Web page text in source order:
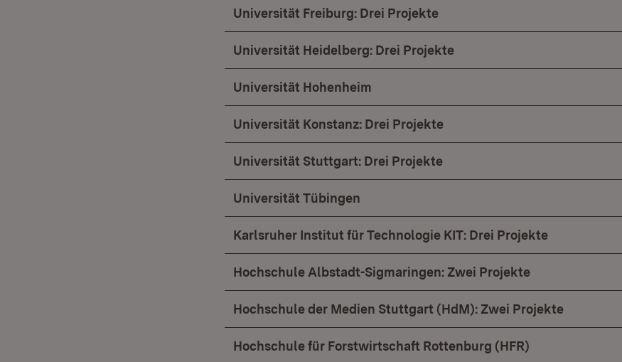
Universität Freiburg: Drei Projekte
Universität Heidelberg: Drei Projekte
Universität Hohenheim
Universität Konstanz: Drei Projekte
Universität Stuttgart: Drei Projekte
Universität Tübingen
Karlsruher Institut für Technologie KIT: Drei Projekte
Hochschule Albstadt-Sigmaringen: Zwei Projekte
Hochschule der Medien Stuttgart (HdM): Zwei Projekte
Hochschule für Forstwirtschaft Rottenburg (HFR)